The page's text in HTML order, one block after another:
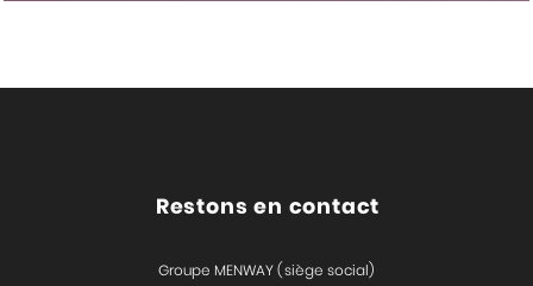
Restons en contact
Groupe MENWAY (siège social)